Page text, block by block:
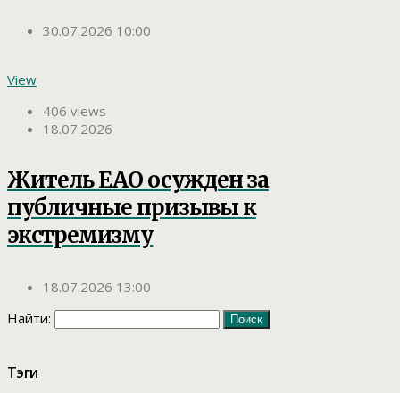
30.07.2026 10:00
View
406 views
18.07.2026
Житель ЕАО осужден за
публичные призывы к
экстремизму
18.07.2026 13:00
Найти:
Тэги